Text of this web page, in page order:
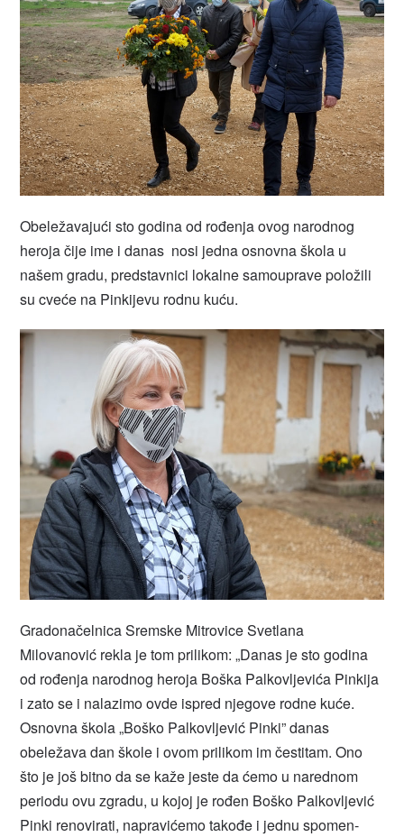
Obeležavajući sto godina od rođenja ovog narodnog
heroja čije ime i danas nosi jedna osnovna škola u
našem gradu, predstavnici lokalne samouprave položili
su cveće na Pinkijevu rodnu kuću.
Gradonačelnica Sremske Mitrovice Svetlana
Milovanović rekla je tom prilikom: „Danas je sto godina
od rođenja narodnog heroja Boška Palkovljevića Pinkija
i zato se i nalazimo ovde ispred njegove rodne kuće.
Osnovna škola „Boško Palkovljević Pinki” danas
obeležava dan škole i ovom prilikom im čestitam. Ono
što je još bitno da se kaže jeste da ćemo u narednom
periodu ovu zgradu, u kojoj je rođen Boško Palkovljević
Pinki renovirati, napravićemo takođe i jednu spomen-